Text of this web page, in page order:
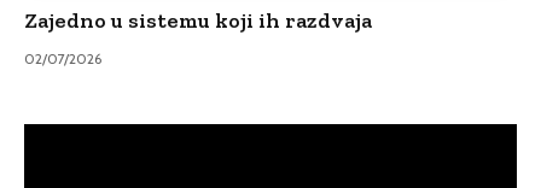
Zajedno u sistemu koji ih razdvaja
02/07/2026